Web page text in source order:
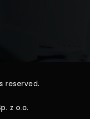
reserved.
z o.o.